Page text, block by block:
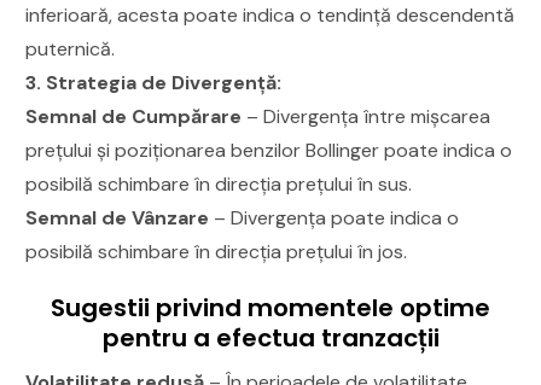
inferioară, acesta poate indica o tendință descendentă
puternică.
3. Strategia de Divergență:
Semnal de Cumpărare – Divergența între mișcarea
prețului și poziționarea benzilor Bollinger poate indica o
posibilă schimbare în direcția prețului în sus.
Semnal de Vânzare – Divergența poate indica o
posibilă schimbare în direcția prețului în jos.
Sugestii privind momentele optime
pentru a efectua tranzacții